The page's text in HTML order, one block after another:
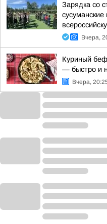
Зарядка со
Вчера,
Куриный
— быстро и
Вчера,